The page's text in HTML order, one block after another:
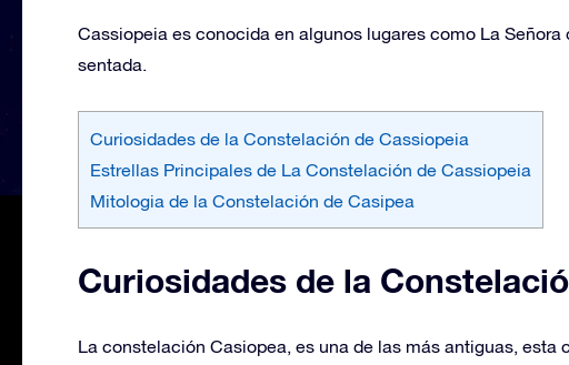
Cassiopeia es conocida en algunos lugares como La
sentada.
Curiosidades de la Constelación de Cassiopeia
Estrellas Principales de La Constelación de Cassiopeia
Mitologia de la Constelación de Casipea
Curiosidades de la
La constelación Casiopea, es una de las más antiguas, esta